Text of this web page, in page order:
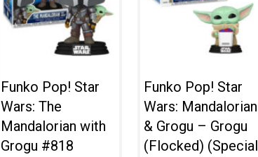
Funko Pop! Star
Wars: The
Mandalorian with
Grogu #818
Funko Pop! Star
Wars: Mandalorian
& Grogu – Grogu
(Flocked) (Special